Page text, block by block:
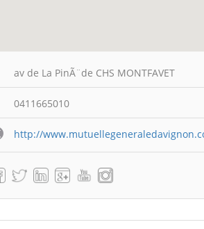
av de La PinÃ¨de CHS MONTFAVET
0411665010
http://